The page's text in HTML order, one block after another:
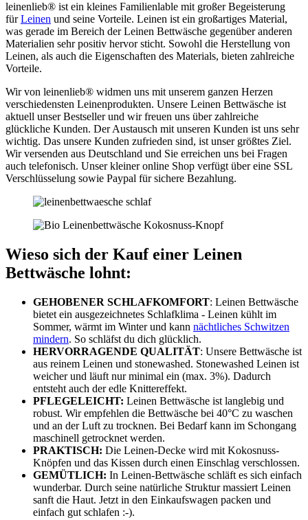
leinenlieb® ist ein kleines Familienlable mit großer Begeisterung
fürLeinen und seine Vorteile. Leinen ist ein großartiges Material,
was gerade im Bereich der Leinen Bettwäsche gegenüber anderen
Materialien sehr positiv hervor sticht. Sowohl die Herstellung von
Leinen, als auch die Eigenschaften des Materials, bieten zahlreiche
Vorteile.
Wir von leinenlieb® widmen uns mit unserem ganzen Herzen
verschiedensten Leinenprodukten. Unsere Leinen Bettwäsche ist
aktuell unser Bestseller und wir freuen uns über zahlreiche
glückliche Kunden. Der Austausch mit unseren Kunden ist uns sehr
wichtig. Das unsere Kunden zufrieden sind, ist unser größtes Ziel.
Wir versenden aus Deutschland und Sie erreichen uns bei Fragen
auch telefonisch. Unser kleiner online Shop verfügt über eine SSL
Verschlüsselung sowie Paypal für sichere Bezahlung.
Wieso sich der Kauf einer Leinen
Bettwäsche lohnt:
GEHOBENER SCHLAFKOMFORT: Leinen Bettwäsche
bietet ein ausgezeichnetes Schlafklima - Leinen kühlt im
Sommer, wärmt im Winter und kann nächtliches Schwitzen
mindern. So schläfst du dich glücklich.
HERVORRAGENDE QUALITÄT: Unsere Bettwäsche ist
aus reinem Leinen und stonewashed. Stonewashed Leinen ist
weicher und läuft nur minimal ein (max. 3%). Dadurch
entsteht auch der edle Knittereffekt.
PFLEGELEICHT: Leinen Bettwäsche ist langlebig und
robust. Wir empfehlen die Bettwäsche bei 40°C zu waschen
und an der Luft zu trocknen. Bei Bedarf kann im Schongang
maschinell getrocknet werden.
PRAKTISCH: Die Leinen-Decke wird mit Kokosnuss-
Knöpfen und das Kissen durch einen Einschlag verschlossen.
GEMÜTLICH: In Leinen-Bettwäsche schläft es sich einfach
wunderbar. Durch seine natürliche Struktur massiert Leinen
sanft die Haut. Jetzt in den Einkaufswagen packen und
einfach gut schlafen :-).